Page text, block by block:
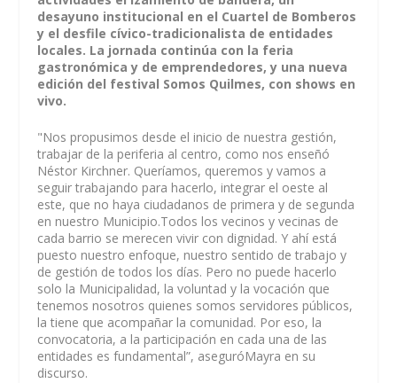
desayuno institucional en el Cuartel de Bomberos
y el desfile cívico-tradicionalista de entidades
locales. La jornada continúa con la feria
gastronómica y de emprendedores, y una nueva
edición del festival Somos Quilmes, con shows en
vivo.
"Nos propusimos desde el inicio de nuestra gestión,
trabajar de la periferia al centro, como nos enseñó
Néstor Kirchner. Queríamos, queremos y vamos a
seguir trabajando para hacerlo, integrar el oeste al
este, que no haya ciudadanos de primera y de segunda
en nuestro Municipio.Todos los vecinos y vecinas de
cada barrio se merecen vivir con dignidad. Y ahí está
puesto nuestro enfoque, nuestro sentido de trabajo y
de gestión de todos los días. Pero no puede hacerlo
solo la Municipalidad, la voluntad y la vocación que
tenemos nosotros quienes somos servidores públicos,
la tiene que acompañar la comunidad. Por eso, la
convocatoria, a la participación en cada una de las
entidades es fundamental”, aseguróMayra en su
discurso.